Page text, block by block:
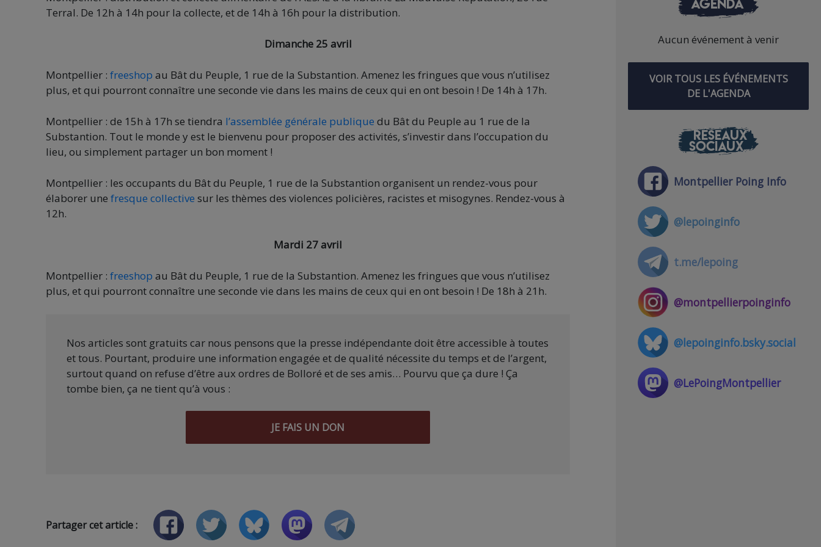
Terral. De 12h à 14h pour la collecte, et de 14h à 16h pour la distribution.
Dimanche 25 avril
Montpellier : freeshop au Bât du Peuple, 1 rue de la Substantion. Amenez les fringues que vous n’utilisez
plus, et qui pourront connaître une seconde vie dans les mains de ceux qui en ont besoin ! De 14h à 17h.
Montpellier : de 15h à 17h se tiendra l’assemblée générale publique du Bât du Peuple au 1 rue de la
Substantion. Tout le monde y est le bienvenu pour proposer des activités, s’investir dans l’occupation du
lieu, ou simplement partager un bon moment !
Montpellier : les occupants du Bât du Peuple, 1 rue de la Substantion organisent un rendez-vous pour
élaborer une fresque collective sur les thèmes des violences policières, racistes et misogynes. Rendez-vous à
12h.
Mardi 27 avril
Montpellier : freeshop au Bât du Peuple, 1 rue de la Substantion. Amenez les fringues que vous n’utilisez
plus, et qui pourront connaître une seconde vie dans les mains de ceux qui en ont besoin ! De 18h à 21h.
Nos articles sont gratuits car nous pensons que la presse indépendante doit être accessible à toutes
et tous. Pourtant, produire une information engagée et de qualité nécessite du temps et de l’argent,
surtout quand on refuse d’être aux ordres de Bolloré et de ses amis… Pourvu que ça dure ! Ça
tombe bien, ça ne tient qu’à vous :
JE FAIS UN DON
Partager cet article :
Aucun événement à venir
VOIR TOUS LES ÉVÉNEMENTS
DE L'AGENDA
RÉSEAUX
SOCIAUX
Montpellier Poing Info
@lepoinginfo
t.me/lepoing
@montpellierpoinginfo
@lepoinginfo.bsky.social
@LePoingMontpellier